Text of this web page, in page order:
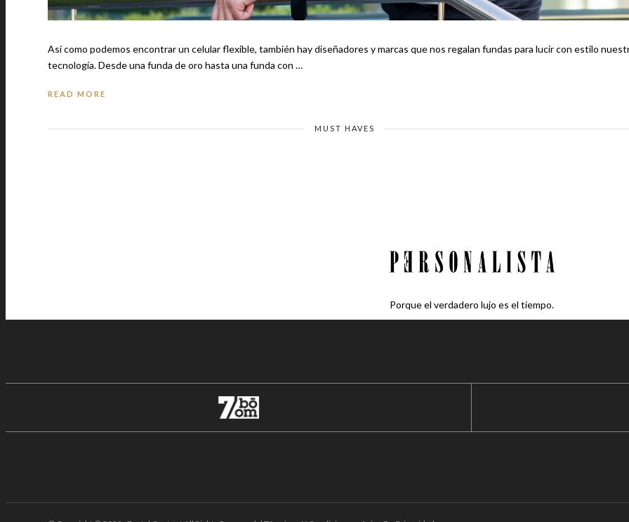
Así como podemos encontrar un celular flexible, también hay diseñadores y marcas que nos regalan fundas para lucir con estilo
tecnología. Desde una funda de oro hasta una funda con …
READ MORE
MUST HAVES
Porque el verdadero lujo es el tiempo.